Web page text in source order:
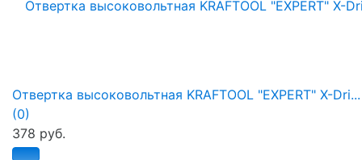
Отвертка высоковольтная KRAFTOOL "EXPERT" X-Dri...
(0)
378 руб.